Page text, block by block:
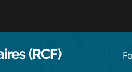
(RCF)